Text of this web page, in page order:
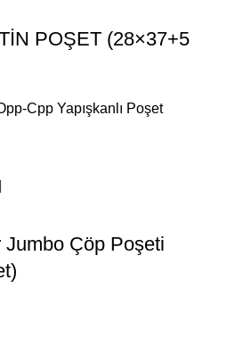
POŞET (28×37+5
Cpp Yapışkanlı Poşet
Jumbo Çöp Poşeti